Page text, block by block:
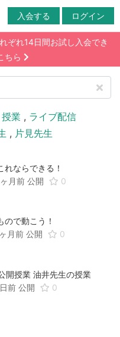
入会する ログイン
ぞれ14日間お試し入会でき
ちら
業 , ライブ配信
, 片見先生
れならできる！
月前 公開 0
ので動こう！
月前 公開 0
開授業 油井先生の授業
前 公開 0